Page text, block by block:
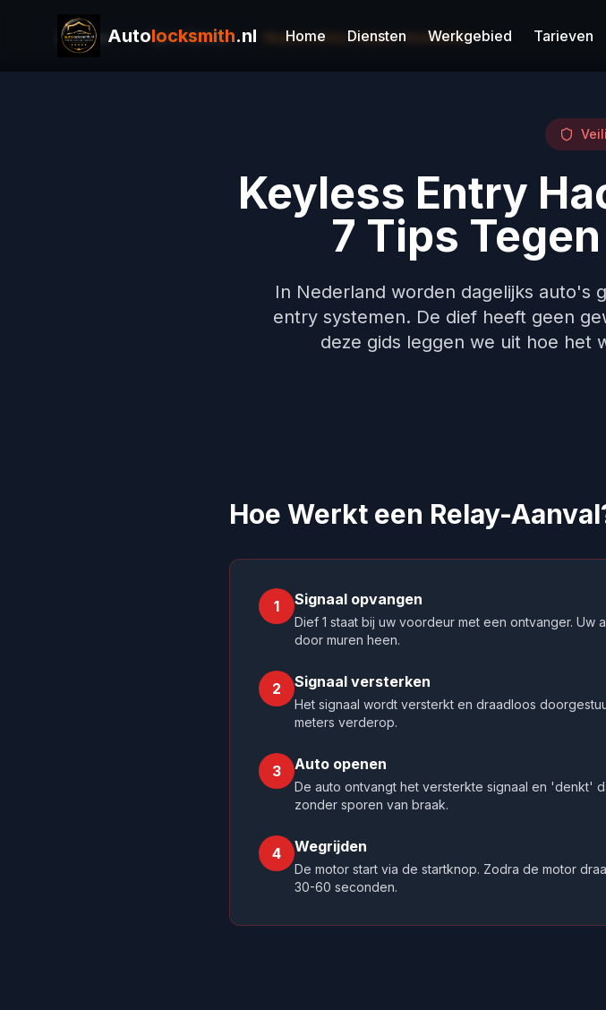
Autolocksmith.nl Home Diensten Werkgebied Tarieven
Home Tips & Gidsen Keyless Entry Hacken Voorkomen
Keyless Entry
7 Tips
In Nederland worden dagelijks auto's
entry systemen. De dief heeft geen
deze gids leggen we uit hoe het
Hoe Werkt een Relay-
1 Signaal opvangen
Dief 1 staat bij uw voordeur met een ontvanger.
door muren heen.
2 Signaal versterken
Het signaal wordt versterkt en draadloos
meters verderop.
3 Auto openen
De auto ontvangt het versterkte signaal en 'denkt'
zonder sporen van braak.
4 Wegrijden
De motor start via de startknop. Zodra de motor
30-60 seconden.